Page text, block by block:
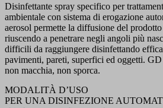
Disinfettante spray specifico per
ambientale con sistema di erogazione
aerosol permette la diffusione del
riuscendo a penetrare negli angoli più
difficili da raggiungere disinfettando
pavimenti, pareti, superfici ed oggetti.
non macchia, non sporca.
MODALITÀ D’USO
PER UNA DISINFEZIONE